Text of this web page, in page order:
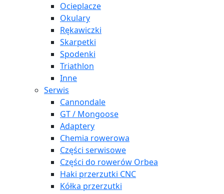
Ocieplacze
Okulary
Rękawiczki
Skarpetki
Spodenki
Triathlon
Inne
Serwis
Cannondale
GT / Mongoose
Adaptery
Chemia rowerowa
Części serwisowe
Części do rowerów Orbea
Haki przerzutki CNC
Kółka przerzutki